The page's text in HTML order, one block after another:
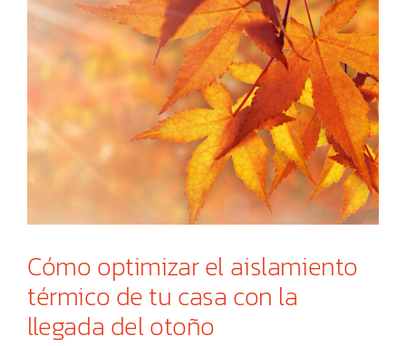
Cómo optimizar el aislamiento
térmico de tu casa con la
llegada del otoño